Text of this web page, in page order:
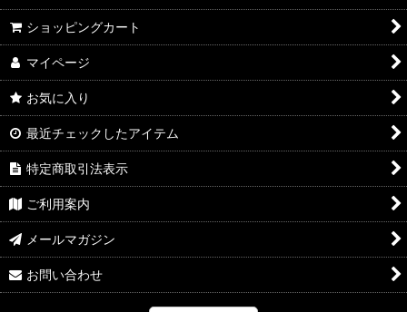
ショッピングカート
マイページ
お気に入り
最近チェックしたアイテム
特定商取引法表示
ご利用案内
メールマガジン
お問い合わせ